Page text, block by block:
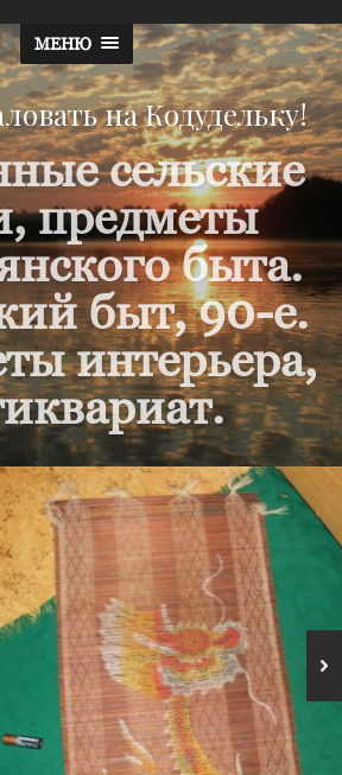
МЕНЮ
на Кодудельку!
сельские
предметы
быта.
быт, 90-е.
интерьера,